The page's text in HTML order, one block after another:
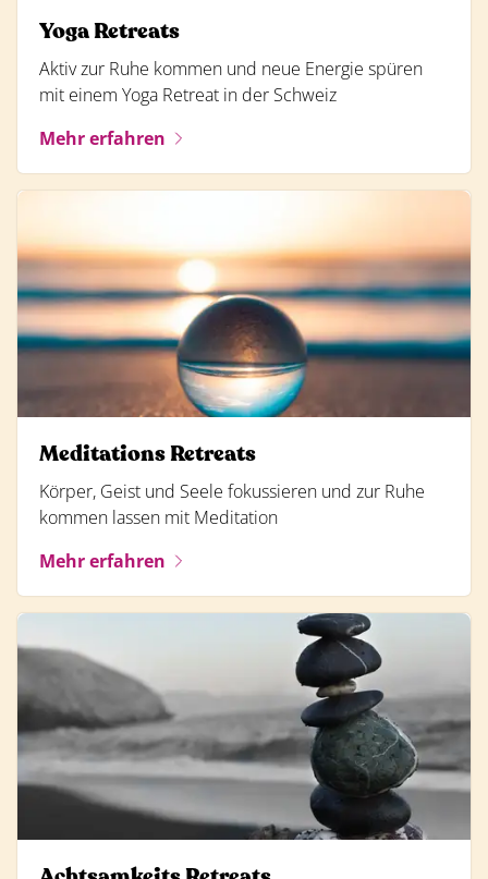
Yoga Retreats
Aktiv zur Ruhe kommen und neue Energie spüren
mit einem Yoga Retreat in der Schweiz
Mehr erfahren
Meditations Retreats
Körper, Geist und Seele fokussieren und zur Ruhe
kommen lassen mit Meditation
Mehr erfahren